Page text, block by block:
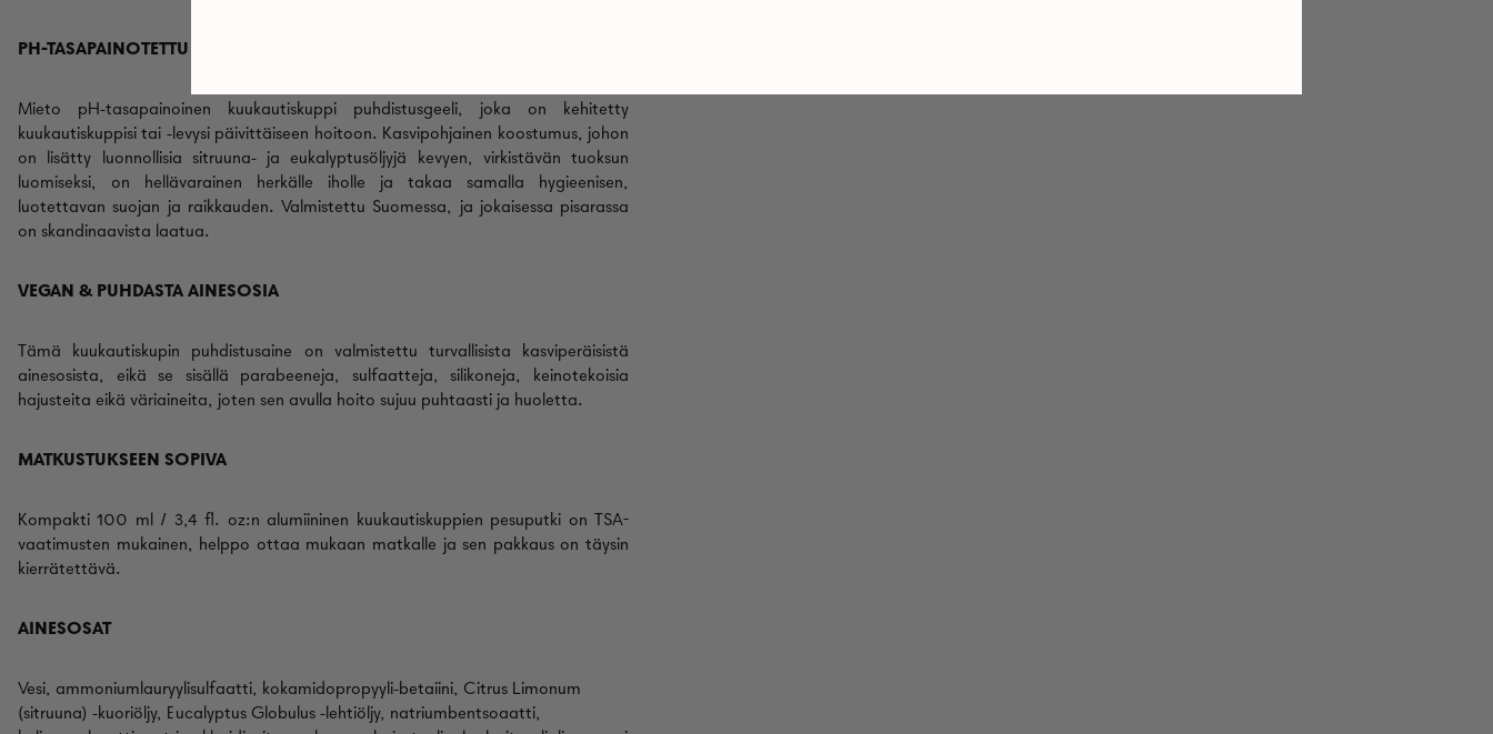
PH-TASAPAINOTETTU JA HELLÄVARAINEN KOOSTUMUS
Mieto pH-tasapainoinen kuukautiskuppi puhdistusgeeli, joka on kehitetty
kuukautiskuppisi tai -levysi päivittäiseen hoitoon. Kasvipohjainen koostumus, johon
on lisätty luonnollisia sitruuna- ja eukalyptusöljyjä kevyen, virkistävän tuoksun
luomiseksi, on hellävarainen herkälle iholle ja takaa samalla hygieenisen,
luotettavan suojan ja raikkauden. Valmistettu Suomessa, ja jokaisessa pisarassa
on skandinaavista laatua.
VEGAN & PUHDASTA AINESOSIA
Tämä kuukautiskupin puhdistusaine on valmistettu turvallisista kasviperäisistä
ainesosista, eikä se sisällä parabeeneja, sulfaatteja, silikoneja, keinotekoisia
hajusteita eikä väriaineita, joten sen avulla hoito sujuu puhtaasti ja huoletta.
MATKUSTUKSEEN SOPIVA
Kompakti 100 ml / 3,4 fl. oz:n alumiininen kuukautiskuppien pesuputki on TSA-
vaatimusten mukainen, helppo ottaa mukaan matkalle ja sen pakkaus on täysin
kierrätettävä.
AINESOSAT
Vesi, ammoniumlauryylisulfaatti, kokamidopropyyli-betaiini, Citrus Limonum
(sitruuna) -kuoriöljy, Eucalyptus Globulus -lehtiöljy, natriumbentsoaatti,